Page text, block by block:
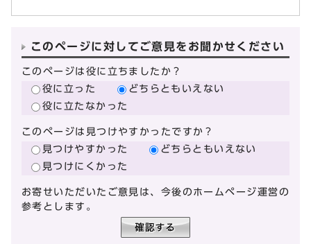
このページに対してご意見をお聞かせください
このページは役に立ちましたか？
役に立った
どちらともいえない
役に立たなかった
このページは見つけやすかったですか？
見つけやすかった
どちらともいえない
見つけにくかった
お寄せいただいたご意見は、今後のホームページ運営の
参考とします。